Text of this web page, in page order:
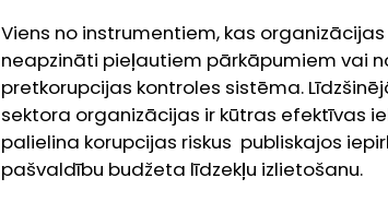
Viens no instrumentiem, kas
neapzināti pieļautiem pārkāpumiem vai
pretkorupcijas kontroles sistēma.
sektora organizācijas ir kūtras efektīvas
palielina korupcijas riskus publiskajos
pašvaldību budžeta līdzekļu izlietošanu.